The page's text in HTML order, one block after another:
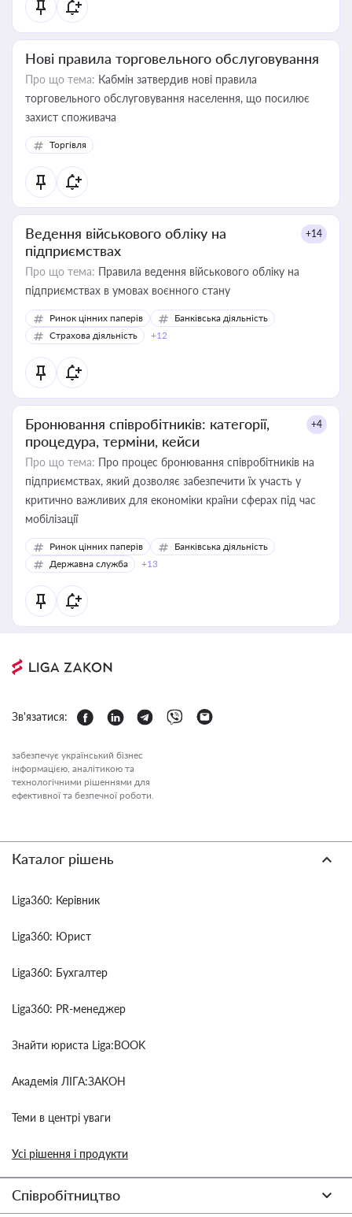
Нові правила торговельного обслуговування
Про що тема: Кабмін затвердив нові правила
торговельного обслуговування населення, що посилює
захист споживача
Торгівля
Ведення військового обліку на
підприємствах
+14
Про що тема: Правила ведення військового обліку на
підприємствах в умовах воєнного стану
Ринок цінних паперів
Банківська діяльність
Страхова діяльність
+12
Бронювання співробітників: категорії,
процедура, терміни, кейси
+4
Про що тема: Про процес бронювання співробітників на
підприємствах, який дозволяє забезпечити їх участь у
критично важливих для економіки країни сферах під час
мобілізації
Ринок цінних паперів
Банківська діяльність
Державна служба
+13
Зв'язатися:
забезпечує український бізнес
інформацією, аналітикою та
технологічними рішеннями для
ефективної та безпечної роботи.
Каталог рішень
Liga360: Керівник
Liga360: Юрист
Liga360: Бухгалтер
Liga360: PR-менеджер
Знайти юриста Liga:BOOK
Академія ЛІГА:ЗАКОН
Теми в центрі уваги
Усі рішення і продукти
Співробітництво